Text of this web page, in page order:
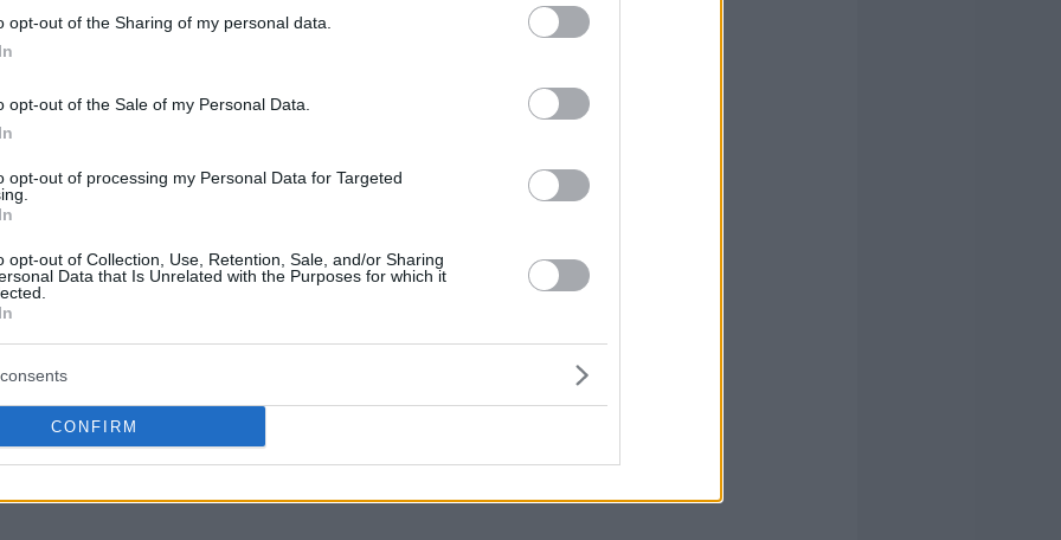
opt-out of the Sharing of my personal data.
opt-out of the Sale of my Personal Data.
opt-out of processing my Personal Data for Targeted
opt-out of Collection, Use, Retention, Sale, and/or Sharing
Data that Is Unrelated with the Purposes for which it
CONFIRM
για τουςΛέικερς– η τρίτη μετά την
έτσι έπιασαν τους
ρεκόρ 13-4!
Θάντερμε το ασυναγώνιστο 17-1 ως